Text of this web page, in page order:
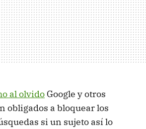
al olvido Google y otros
obligados a bloquear los
si un sujeto así lo